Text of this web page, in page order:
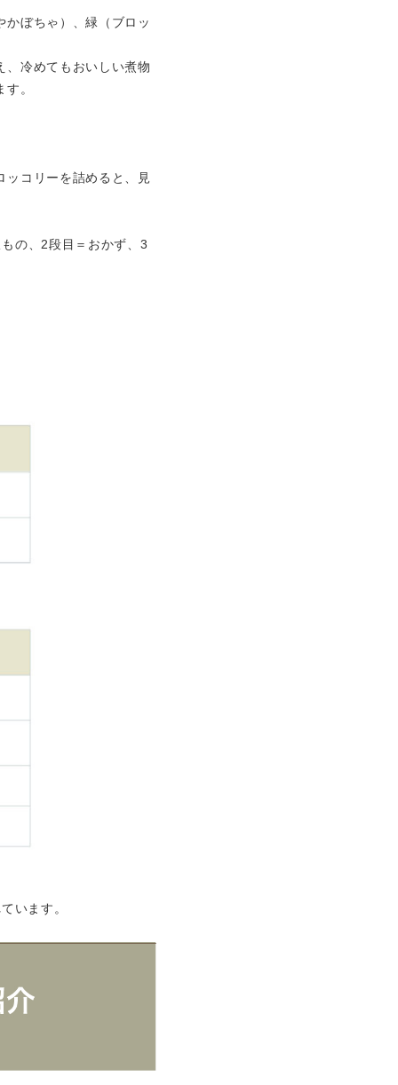
ぼちゃ）、緑（ブロッ
、冷めてもおいしい煮物
。
ッコリーを詰めると、見
の、2段目＝おかず、3
います。